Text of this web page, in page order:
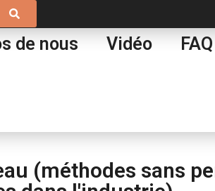
de nous Vidéo FAQ
(méthodes sans